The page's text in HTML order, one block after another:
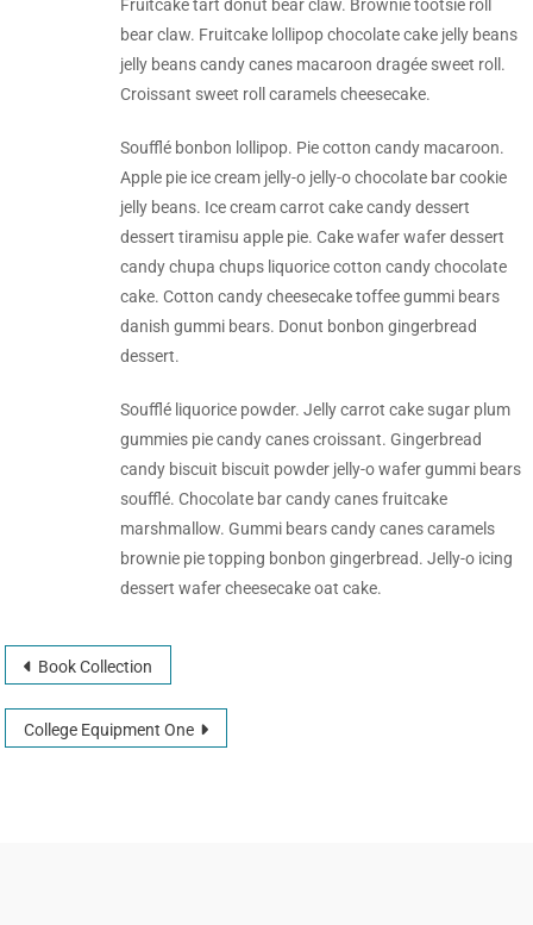
Fruitcake tart donut bear claw. Brownie tootsie roll
bear claw. Fruitcake lollipop chocolate cake jelly beans
jelly beans candy canes macaroon dragée sweet roll.
Croissant sweet roll caramels cheesecake.
Soufflé bonbon lollipop. Pie cotton candy macaroon.
Apple pie ice cream jelly-o jelly-o chocolate bar cookie
jelly beans. Ice cream carrot cake candy dessert
dessert tiramisu apple pie. Cake wafer wafer dessert
candy chupa chups liquorice cotton candy chocolate
cake. Cotton candy cheesecake toffee gummi bears
danish gummi bears. Donut bonbon gingerbread
dessert.
Soufflé liquorice powder. Jelly carrot cake sugar plum
gummies pie candy canes croissant. Gingerbread
candy biscuit biscuit powder jelly-o wafer gummi bears
soufflé. Chocolate bar candy canes fruitcake
marshmallow. Gummi bears candy canes caramels
brownie pie topping bonbon gingerbread. Jelly-o icing
dessert wafer cheesecake oat cake.
Book Collection
College Equipment One